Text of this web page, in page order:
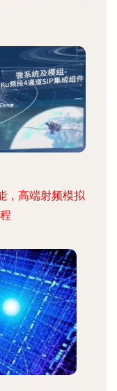
，高端射频模拟